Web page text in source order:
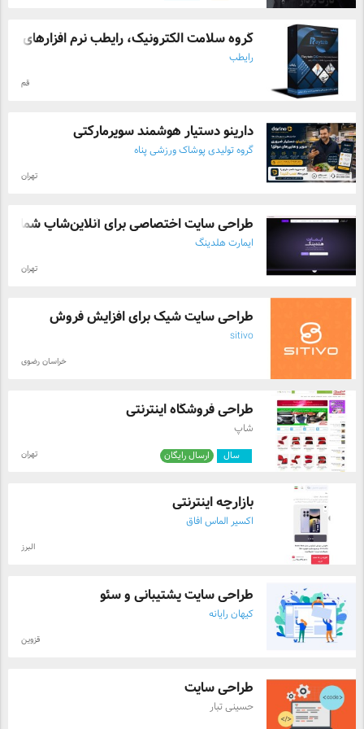
گروه سلامت الکترونیک، رایطب نرم افزارهای ...
رایطب
قم
دارینو دستیار هوشمند سوپرمارکتی
گروه تولیدی پوشاک ورزشی پناه
تهران
طراحی سایت اختصاصی برای آنلاین‌شاپ شما
ایمارت هلدینگ
تهران
طراحی سایت شیک برای افزایش فروش
sitivo
خراسان رضوی
طراحی فروشگاه اینترنتی
شاپ
سال ارسال رایگان تهران
بازارچه اینترنتی
اکسیر الماس افاق
البرز
طراحی سایت پشتیبانی و سئو
کیهان رایانه
قزوین
طراحی سایت
حسینی تبار